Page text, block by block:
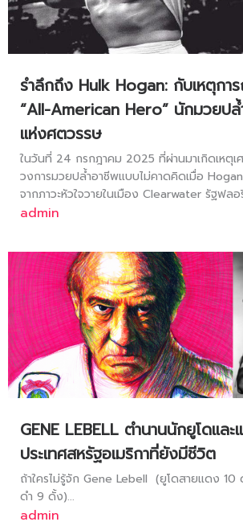
รำลึกถึง Hulk Hogan: กับเหตุก
“All-American Hero” นักมวยป
แห่งศตวรรษ
ในวันที่ 24 กรกฎาคม 2025 ที่ผ่านมาเกิดเหตุเศ
วงการมวยปล้ำอาชีพแบบไม่คาดคิดเมื่อ
จากภาวะหัวใจวายในเมือง Clearwater รัฐฟล
admin
GENE LEBELL ตำนานนักยูโดและ
ประเทศสหรัฐอเมริกาที่ยังมีชีวิต
ถ้าใครไม่รู้จัก Gene Lebell (ยูโดสายแดง 10
ดำ 9 ดั้ง)...
admin